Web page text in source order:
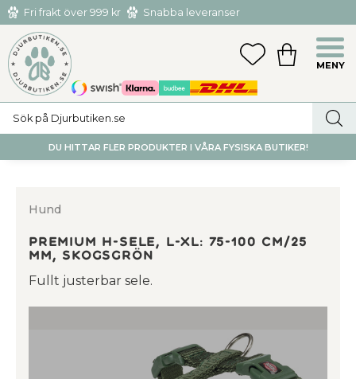
Meny
Fri frakt över 999 kr
Snabba leveranser
Hämta och returnera i butiken i Tumba eller Huddinge C
FAVORITER
KUNDVAGN
DU HITTAR FLER PRODUKTER I VÅRA FYSISKA BUTIKER!
Hund
Premium H-sele, L-XL: 75-100 cm/25
mm, skogsgrön
Fullt justerbar sele.